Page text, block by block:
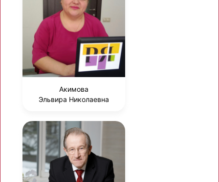
Акимова
Эльвира Николаевна